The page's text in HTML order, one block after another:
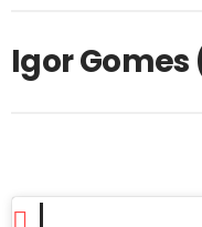
Igor Gomes